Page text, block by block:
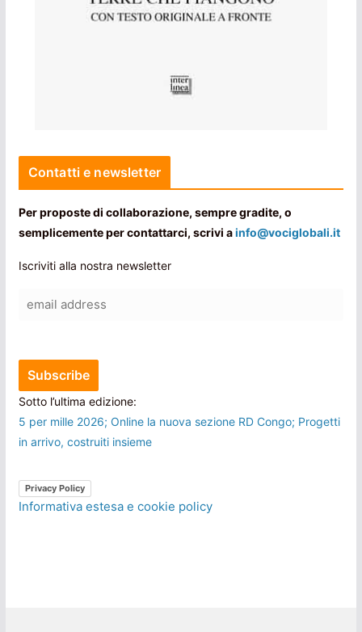
Contatti e newsletter
Per proposte di collaborazione, sempre gradite, o
semplicemente per contattarci, scrivi ainfo@vociglobali.it
Iscriviti alla nostra newsletter
Sotto l’ultima edizione:
5 per mille 2026; Online la nuova sezione RD Congo; Progetti
in arrivo, costruiti insieme
Privacy Policy
Informativa estesa e cookie policy